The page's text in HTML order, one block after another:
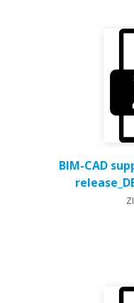
BIM-